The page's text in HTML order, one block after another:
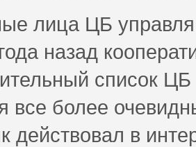
лица ЦБ
назад
список ЦБ
все более
действовал в